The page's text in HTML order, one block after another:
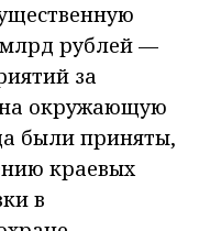
млрд рублей —
за
на окружающую
были приняты,
краевых
в